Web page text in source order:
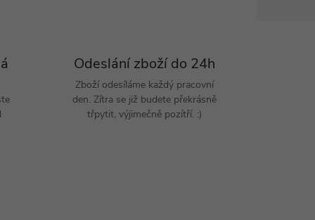
Odeslání zboží do 24h
Zboží odesíláme každý pracovní
den. Zítra se již budete překrásně
třpytit, výjimečně pozítří. :)